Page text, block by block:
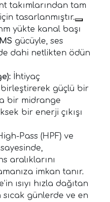
takımlarından tam
tasarlanmıştır.
yükte kanal başı
gücüyle, ses
dahi netlikten ödün
İhtiyaç
güçlü bir
bir midrange
bir enerji çıkışı
Pass (HPF) ve
aralıklarını
imkan tanır.
ısıyı hızla dağıtan
günlerde ve en